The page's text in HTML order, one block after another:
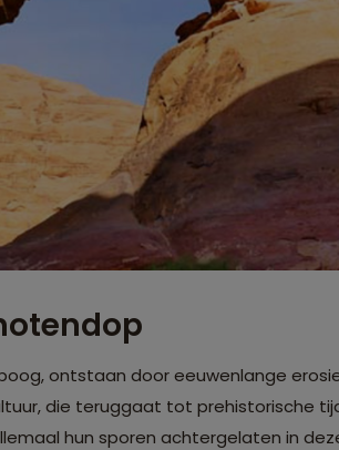
ontstaan door eeuwenlange
die teruggaat tot prehistorische
hun sporen achtergelaten in